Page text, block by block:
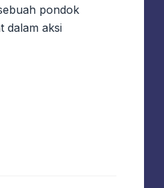
pondok
dalam aksi